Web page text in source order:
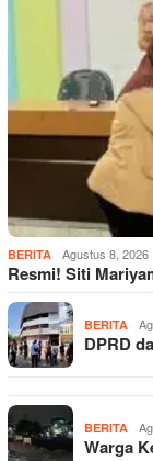
BERITA Agustus 8, 2026
Resmi! Siti
BERITA
DPRD
BERITA
Warga